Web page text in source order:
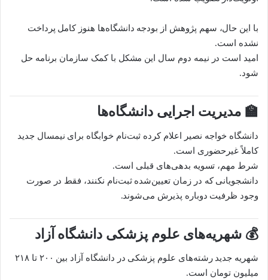
با این حال، سهم پژوهش از بودجه دانشگاه‌ها هنوز کامل پرداخت
نشده است.
امید است در نیمه دوم سال این مشکل با کمک سازمان برنامه حل
شود.
🏫 مدیریت اجرایی دانشگاه‌ها
دانشگاه خواجه نصیر اعلام کرده ثبت‌نام خوابگاه برای نیمسال جدید
کاملاً غیرحضوری است.
شرط مهم، تسویه بدهی‌های قبلی است.
دانشجویانی که در زمان تعیین‌شده ثبت‌نام نکنند، فقط در صورت
وجود ظرفیت دوباره پذیرش می‌شوند.
💰 شهریه‌های علوم پزشکی دانشگاه آزاد
شهریه جدید رشته‌های علوم پزشکی در دانشگاه آزاد بین ۲۰۰ تا ۲۱۸
میلیون تومان است.